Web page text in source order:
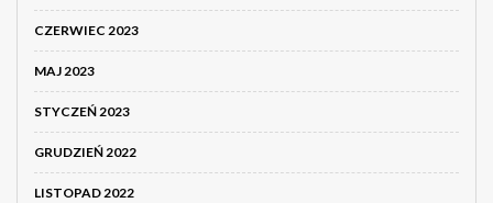
CZERWIEC 2023
MAJ 2023
STYCZEŃ 2023
GRUDZIEŃ 2022
LISTOPAD 2022